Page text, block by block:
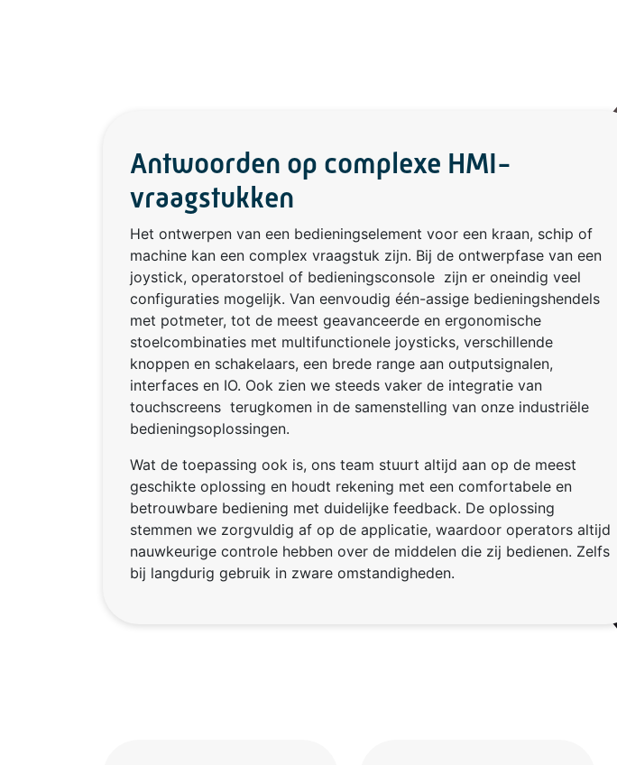
Antwoorden op complexe HMI-
vraagstukken
Het ontwerpen van een bedieningselement voor een kraan, schip of
machine kan een complex vraagstuk zijn. Bij de ontwerpfase van een
joystick, operatorstoel of bedieningsconsole zijn er oneindig veel
configuraties mogelijk. Van eenvoudig één-assige bedieningshendels
met potmeter, tot de meest geavanceerde en ergonomische
stoelcombinaties met multifunctionele joysticks, verschillende
knoppen en schakelaars, een brede range aan outputsignalen,
interfaces en IO. Ook zien we steeds vaker de integratie van
touchscreens terugkomen in de samenstelling van onze industriële
bedieningsoplossingen.
Wat de toepassing ook is, ons team stuurt altijd aan op de meest
geschikte oplossing en houdt rekening met een comfortabele en
betrouwbare bediening met duidelijke feedback. De oplossing
stemmen we zorgvuldig af op de applicatie, waardoor operators altijd
nauwkeurige controle hebben over de middelen die zij bedienen. Zelfs
bij langdurig gebruik in zware omstandigheden.